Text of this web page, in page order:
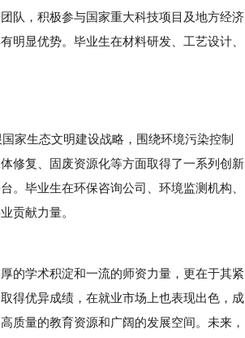
队，积极参与国家重大科技项目及地方经济
明显优势。毕业生在材料研发、工艺设计、
家生态文明建设战略，围绕环境污染控制
修复、固废资源化等方面取得了一系列创新
。毕业生在环保咨询公司、环境监测机构、
贡献力量。
学术积淀和一流的师资力量，更在于其紧
得优异成绩，在就业市场上也表现出色，成
质量的教育资源和广阔的发展空间。未来，